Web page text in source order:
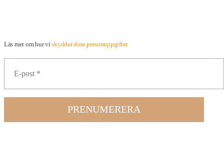
Läs mer om hur viskyddar dina personuppgifter.
PRENUMERERA